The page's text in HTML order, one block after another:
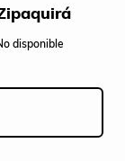
disponible